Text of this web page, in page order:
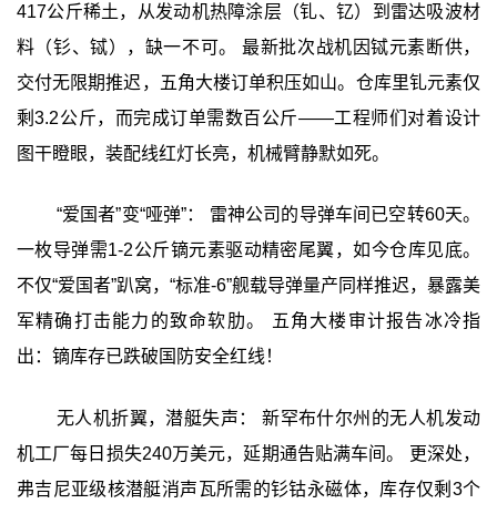
417公斤稀土，从发动机热障涂层（钆、钇）到雷达吸波材
料（钐、铽），缺一不可。 最新批次战机因铽元素断供，
交付无限期推迟，五角大楼订单积压如山。仓库里钆元素仅
剩3.2公斤，而完成订单需数百公斤——工程师们对着设计
图干瞪眼，装配线红灯长亮，机械臂静默如死。
“爱国者”变“哑弹”： 雷神公司的导弹车间已空转60天。
一枚导弹需1-2公斤镝元素驱动精密尾翼，如今仓库见底。
不仅“爱国者”趴窝，“标准-6”舰载导弹量产同样推迟，暴露美
军精确打击能力的致命软肋。 五角大楼审计报告冰冷指
出：镝库存已跌破国防安全红线！
无人机折翼，潜艇失声： 新罕布什尔州的无人机发动
机工厂每日损失240万美元，延期通告贴满车间。 更深处，
弗吉尼亚级核潜艇消声瓦所需的钐钴永磁体，库存仅剩3个